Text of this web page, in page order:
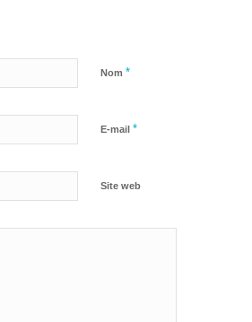
Nom *
E-mail *
Site web